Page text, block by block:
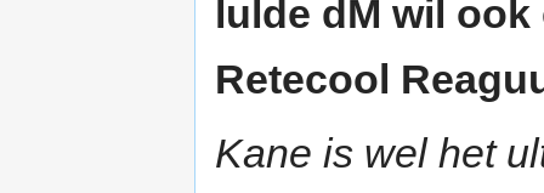
lulde dM wil
Retecool
Kane is wel het